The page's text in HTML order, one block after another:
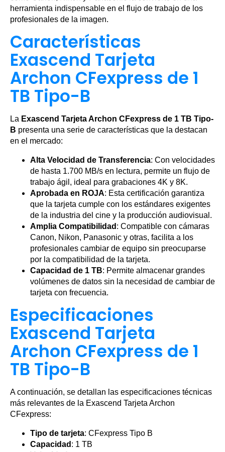
herramienta indispensable en el flujo de trabajo de los
profesionales de la imagen.
Características
Exascend Tarjeta
Archon CFexpress de 1
TB Tipo-B
La Exascend Tarjeta Archon CFexpress de 1 TB Tipo-
B presenta una serie de características que la destacan
en el mercado:
Alta Velocidad de Transferencia: Con velocidades
de hasta 1.700 MB/s en lectura, permite un flujo de
trabajo ágil, ideal para grabaciones 4K y 8K.
Aprobada en ROJA: Esta certificación garantiza
que la tarjeta cumple con los estándares exigentes
de la industria del cine y la producción audiovisual.
Amplia Compatibilidad : Compatible con cámaras
Canon, Nikon, Panasonic y otras, facilita a los
profesionales cambiar de equipo sin preocuparse
por la compatibilidad de la tarjeta.
Capacidad de 1 TB: Permite almacenar grandes
volúmenes de datos sin la necesidad de cambiar de
tarjeta con frecuencia.
Especificaciones
Exascend Tarjeta
Archon CFexpress de 1
TB Tipo-B
A continuación, se detallan las especificaciones técnicas
más relevantes de la Exascend Tarjeta Archon
CFexpress:
Tipo de tarjeta: CFexpress Tipo B
Capacidad : 1 TB